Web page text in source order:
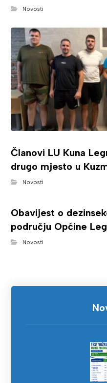
Novosti
Članovi LU Kuna
drugo mjesto u
Novosti
Obavijest o
području Općine
Novosti